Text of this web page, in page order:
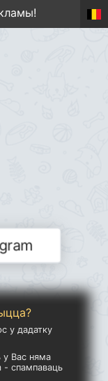
у дадатку
у Вас няма
- спампаваць